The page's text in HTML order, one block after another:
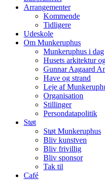
Arrangementer
Kommende
Tidligere
Udeskole
Om Munkeruphus
Munkeruphus i dag
Husets arkitektur
Gunnar Aagaard
Have og strand
Leje af
Organisation
Stillinger
Persondatapolitik
Støt
Støt Munkeruphus
Bliv kunstven
Bliv frivillig
Bliv sponsor
Tak til
Café